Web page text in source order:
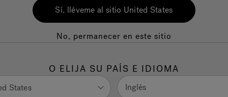
Sí, lléveme al sitio United States
No, permanecer en este sitio
O ELIJA SU PAÍS E IDIOMA
States Inglés